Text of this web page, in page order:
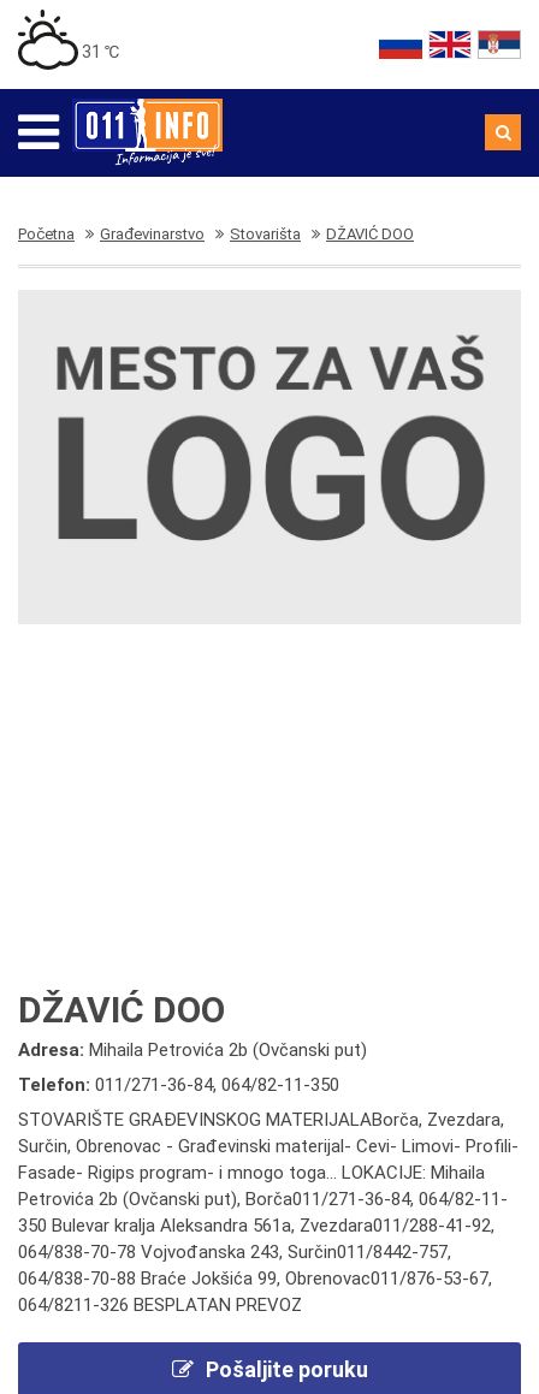
31 ℃
Početna Građevinarstvo Stovarišta DŽAVIĆ DOO
DŽAVIĆ DOO
Adresa: Mihaila Petrovića 2b (Ovčanski put)
Telefon: 011/271-36-84, 064/82-11-350
STOVARIŠTE GRAĐEVINSKOG MATERIJALABorča, Zvezdara,
Surčin, Obrenovac - Građevinski materijal- Cevi- Limovi- Profili-
Fasade- Rigips program- i mnogo toga... LOKACIJE: Mihaila
Petrovića 2b (Ovčanski put), Borča011/271-36-84, 064/82-11-
350 Bulevar kralja Aleksandra 561a, Zvezdara011/288-41-92,
064/838-70-78 Vojvođanska 243, Surčin011/8442-757,
064/838-70-88 Braće Jokšića 99, Obrenovac011/876-53-67,
064/8211-326 BESPLATAN PREVOZ
Pošaljite poruku